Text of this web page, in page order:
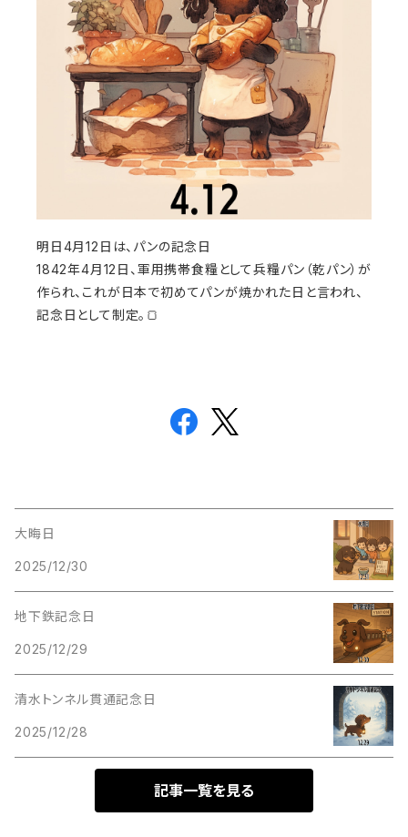
明日4月12日は、パンの記念日
1842年4月12日、軍用携帯食糧として兵糧パン（乾パン）が
作られ、これが日本で初めてパンが焼かれた日と言われ、
記念日として制定。🍞
大晦日
2025/12/30
地下鉄記念日
2025/12/29
清水トンネル貫通記念日
2025/12/28
記事一覧を見る